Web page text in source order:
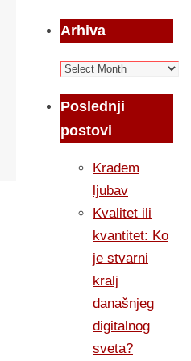
Arhiva
Arhiva
Poslednji
postovi
Kradem
ljubav
Kvalitet ili
kvantitet: Ko
je stvarni
kralj
današnjeg
digitalnog
sveta?